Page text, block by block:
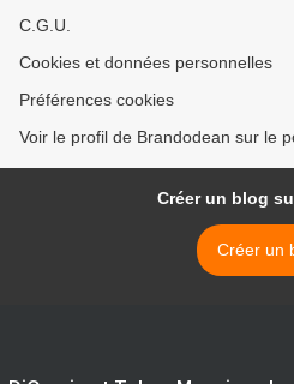
C.G.U.
Cookies et données personnelles
Préférences cookies
Voir le profil de Brandodean sur le
Créer un blog
Créer un